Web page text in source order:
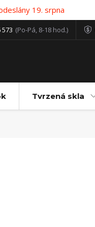
19. srpna
573 (Po-Pá, 8-18 hod.)
Tvrzená skla